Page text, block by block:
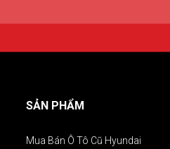
SẢN PHẨM
Mua Bán Ô Tô Cũ Hyundai